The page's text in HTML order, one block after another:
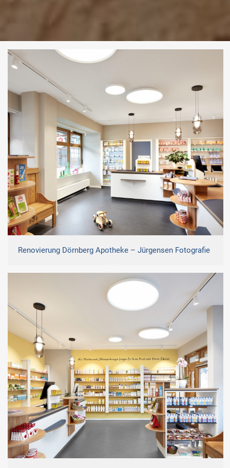
Renovierung Dörnberg Apotheke – Jürgensen Fotografie